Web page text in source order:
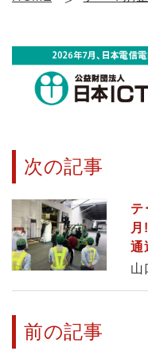
次の記事
テ
通
山
前の記事